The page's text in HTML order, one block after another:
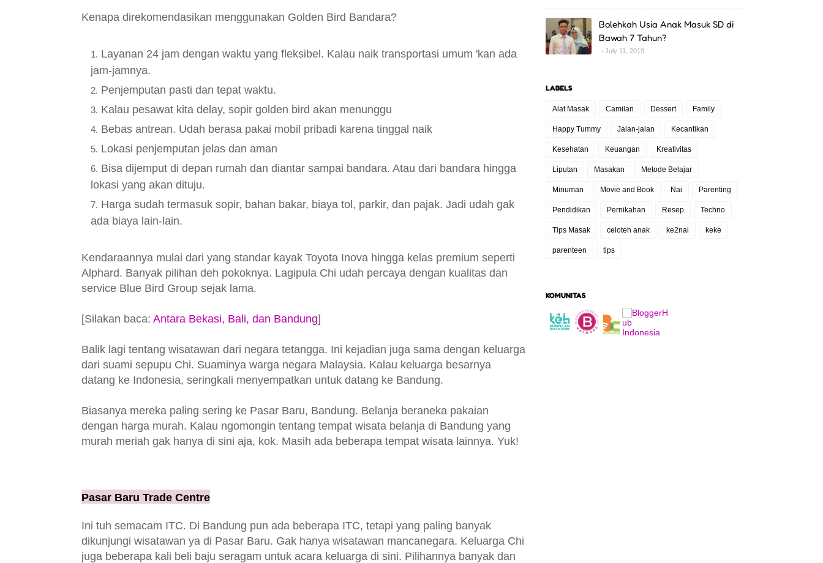
Kenapa direkomendasikan menggunakan Golden Bird Bandara?
Layanan 24 jam dengan waktu yang fleksibel. Kalau naik transportasi umum 'kan ada
jam-jamnya.
Penjemputan pasti dan tepat waktu.
Kalau pesawat kita delay, sopir golden bird akan menunggu
Bebas antrean. Udah berasa pakai mobil pribadi karena tinggal naik
Lokasi penjemputan jelas dan aman
Bisa dijemput di depan rumah dan diantar sampai bandara. Atau dari bandara hingga
lokasi yang akan dituju.
Harga sudah termasuk sopir, bahan bakar, biaya tol, parkir, dan pajak. Jadi udah gak
ada biaya lain-lain.
Kendaraannya mulai dari yang standar kayak Toyota Inova hingga kelas premium seperti
Alphard. Banyak pilihan deh pokoknya. Lagipula Chi udah percaya dengan kualitas dan
service Blue Bird Group sejak lama.
[Silakan baca: Antara Bekasi, Bali, dan Bandung]
Balik lagi tentang wisatawan dari negara tetangga. Ini kejadian juga sama dengan keluarga
dari suami sepupu Chi. Suaminya warga negara Malaysia. Kalau keluarga besarnya
datang ke Indonesia, seringkali menyempatkan untuk datang ke Bandung.
Biasanya mereka paling sering ke Pasar Baru, Bandung. Belanja beraneka pakaian
dengan harga murah. Kalau ngomongin tentang tempat wisata belanja di Bandung yang
murah meriah gak hanya di sini aja, kok. Masih ada beberapa tempat wisata lainnya. Yuk!
Pasar Baru Trade Centre
Ini tuh semacam ITC. Di Bandung pun ada beberapa ITC, tetapi yang paling banyak
dikunjungi wisatawan ya di Pasar Baru. Gak hanya wisatawan mancanegara. Keluarga Chi
juga beberapa kali beli baju seragam untuk acara keluarga di sini. Pilihannya banyak dan
Bolehkah Usia Anak Masuk SD di
Bawah 7 Tahun?
July 11, 2019
LABELS
Alat Masak Camilan Dessert Family
Happy Tummy Jalan-jalan Kecantikan
Kesehatan Keuangan Kreativitas
Liputan Masakan Metode Belajar
Minuman Movie and Book Nai Parenting
Pendidikan Pernikahan Resep Techno
Tips Masak celoteh anak ke2nai keke
parenteen tips
KOMUNITAS